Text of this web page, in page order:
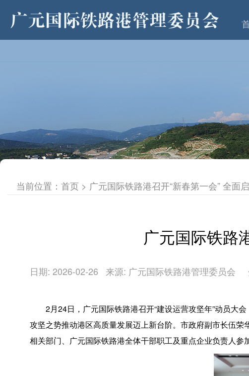
当前位置： 首页 > 广元国际铁路港召开“新春第一会” 全面
广元国际铁路
日期: 2026-02-26 来源: 广元国际铁路港管理委员会
2月24日，广元国际铁路港召开“建设运营攻坚年”动员大
攻坚之势推动港区高质量发展迈上新台阶。市政府副市长伍
相关部门、广元国际铁路港全体干部职工及重点企业负责人参